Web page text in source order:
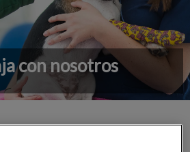
con nosotros